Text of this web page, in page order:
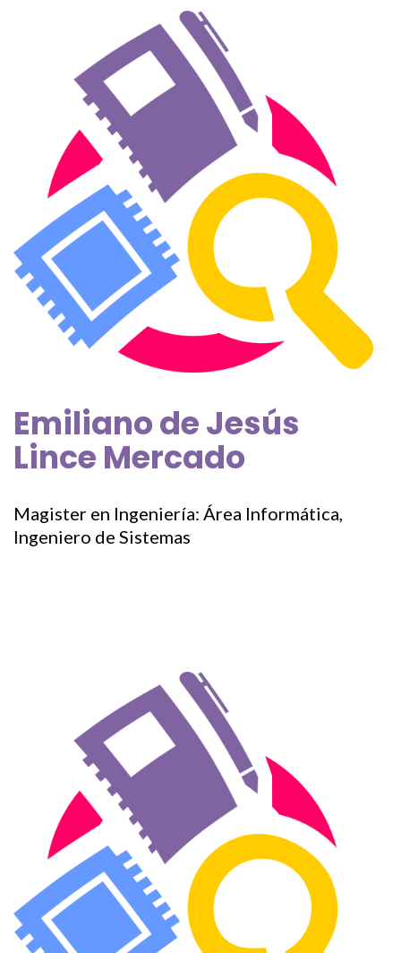
Emiliano de Jesús
Lince Mercado
Magister en Ingeniería: Área Informática,
Ingeniero de Sistemas